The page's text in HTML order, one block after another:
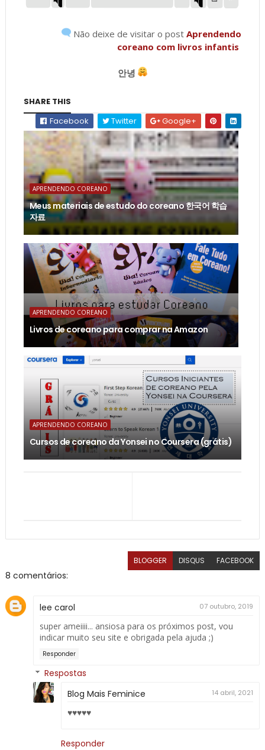
Não deixe de visitar o postAprendendo
coreano com livros infantis
안녕
SHARE THIS
Facebook
Twitter Google+
APRENDENDO COREANO
Meus materiais de estudo do coreano 한국어 학습
자료
APRENDENDO COREANO
Livros de coreano para comprar na Amazon
APRENDENDO COREANO
Cursos de coreano da Yonsei no Coursera (grátis)
BLOGGER DISQUS FACEBOOK
8 comentários:
lee carol 07 outubro, 2019
super ameiiii... ansiosa para os próximos post, vou
indicar muito seu site e obrigada pela ajuda ;)
Responder
Respostas
Blog Mais Feminice
14 abril, 2021
♥♥♥♥♥
Responder